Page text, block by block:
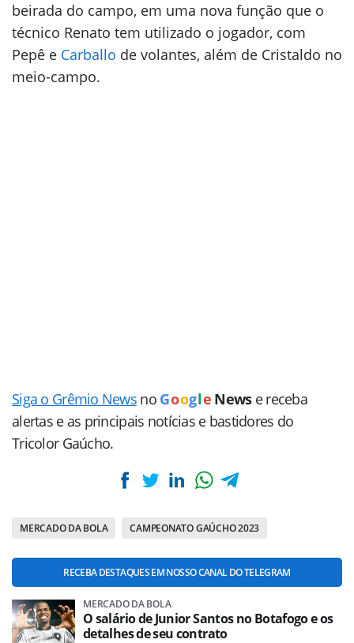
beirada do campo, em uma nova função que o
técnico Renato tem utilizado o jogador, com
Pepê e Carballo de volantes, além de Cristaldo no
meio-campo.
Siga o Grêmio News no Goog le News e receba
alertas e as principais notícias e bastidores do
Tricolor Gaúcho.
MERCADO DA BOLA CAMPEONATO GAÚCHO 2023
RECEBA DESTAQUES EM NOSSO CANAL DO TELEGRAM
MERCADO DA BOLA
O salário de Junior Santos no Botafogo e os
detalhes de seu contrato